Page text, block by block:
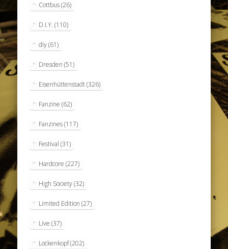
Cottbus(26)
D.I.Y. (110)
diy(61)
Dresden (51)
Eisenhüttenstadt(326)
Fanzine (62)
Fanzines(117)
Festival (31)
Hardcore (227)
High Society(32)
Limited Edition (27)
Live (37)
Lockenkopf(202)